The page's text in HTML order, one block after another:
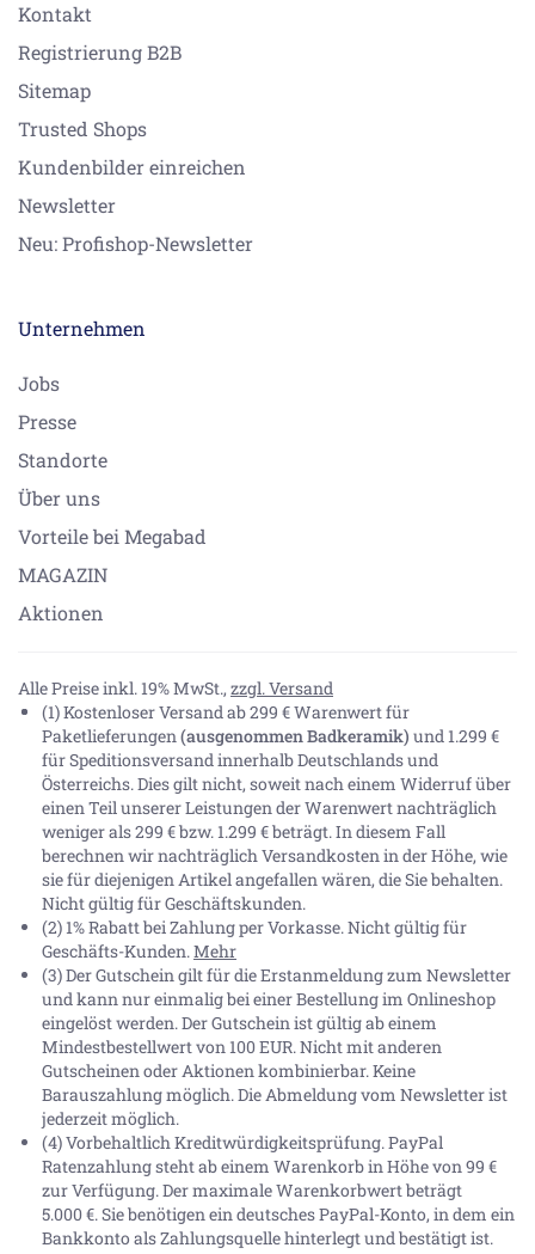
Kontakt
Registrierung B2B
Sitemap
Trusted Shops
Kundenbilder einreichen
Newsletter
Neu: Profishop-Newsletter
Unternehmen
Jobs
Presse
Standorte
Über uns
Vorteile bei Megabad
MAGAZIN
Aktionen
Alle Preise inkl. 19% MwSt., zzgl. Versand
(1) Kostenloser Versand ab 299 € Warenwert für
Paketlieferungen(ausgenommen Badkeramik) und 1.299 €
für Speditionsversand innerhalb Deutschlands und
Österreichs. Dies gilt nicht, soweit nach einem Widerruf über
einen Teil unserer Leistungen der Warenwert nachträglich
weniger als 299 € bzw. 1.299 € beträgt. In diesem Fall
berechnen wir nachträglich Versandkosten in der Höhe, wie
sie für diejenigen Artikel angefallen wären, die Sie behalten.
Nicht gültig für Geschäftskunden.
(2) 1% Rabatt bei Zahlung per Vorkasse. Nicht gültig für
Geschäfts-Kunden.Mehr
(3) Der Gutschein gilt für die Erstanmeldung zum Newsletter
und kann nur einmalig bei einer Bestellung im Onlineshop
eingelöst werden. Der Gutschein ist gültig ab einem
Mindestbestellwert von 100 EUR. Nicht mit anderen
Gutscheinen oder Aktionen kombinierbar. Keine
Barauszahlung möglich. Die Abmeldung vom Newsletter ist
jederzeit möglich.
(4) Vorbehaltlich Kreditwürdigkeitsprüfung. PayPal
Ratenzahlung steht ab einem Warenkorb in Höhe von99 €
zur Verfügung. Der maximale Warenkorbwert beträgt
5.000 €. Sie benötigen ein deutsches PayPal-Konto, in dem ein
Bankkonto als Zahlungsquelle hinterlegt und bestätigt ist.